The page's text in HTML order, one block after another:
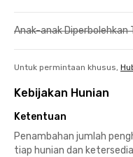
Anak-anak Diperbolehkan
Untuk permintaan khusus,
Kebijakan Hunian
Ketentuan
Penambahan jumlah
tiap hunian dan